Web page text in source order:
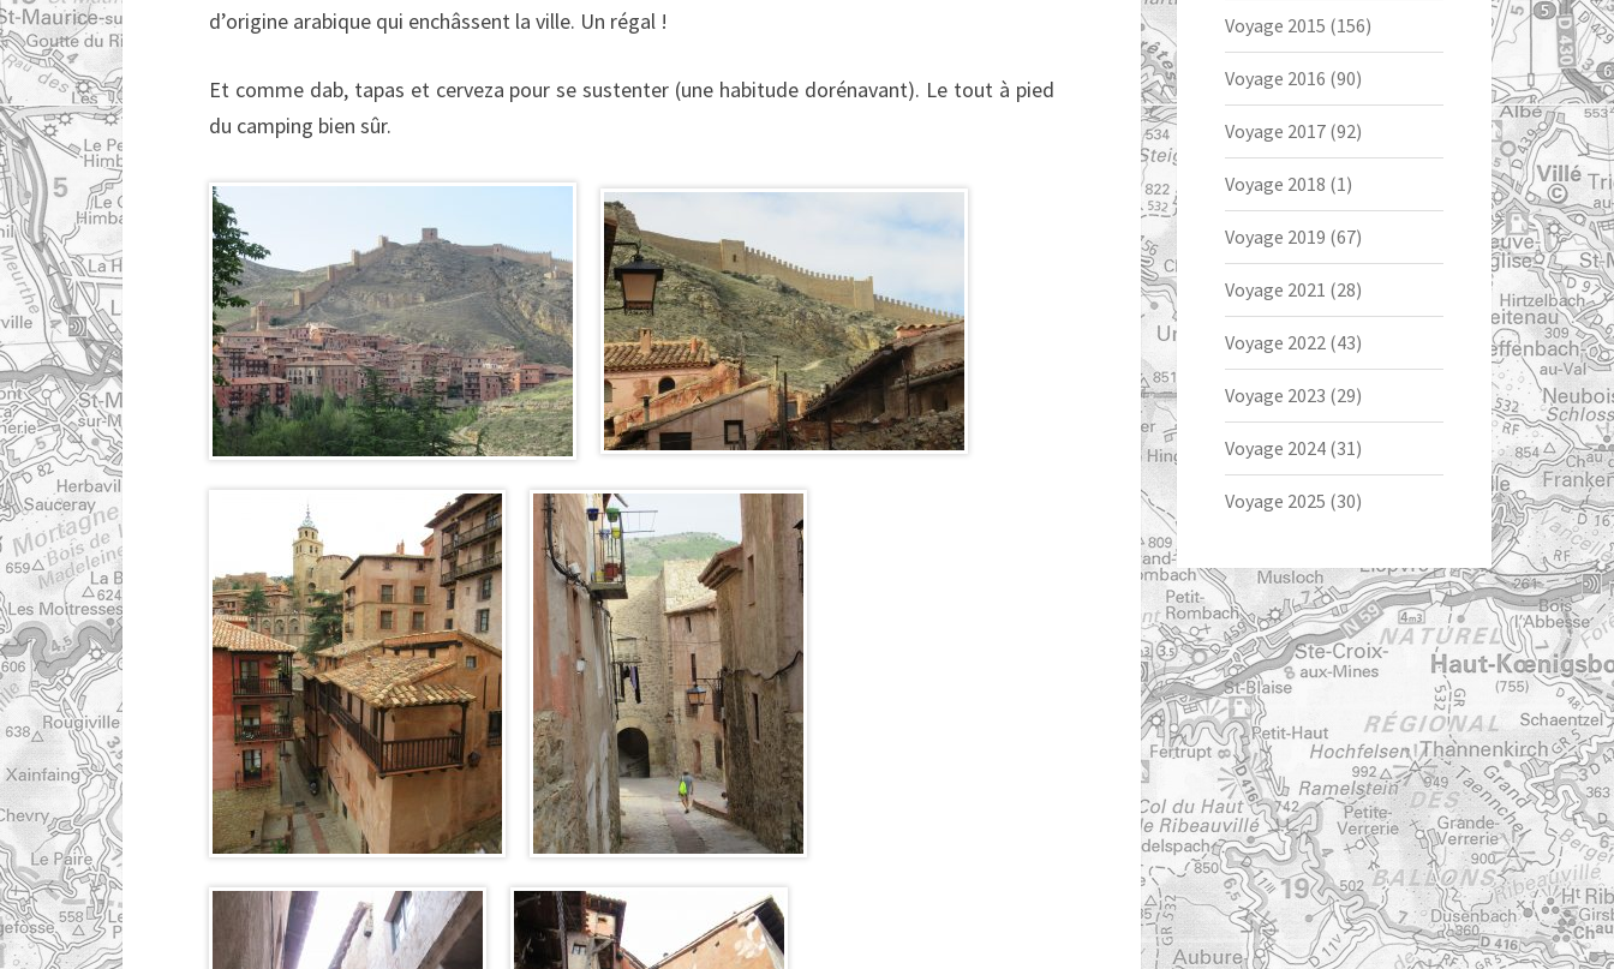
d’origine arabique qui enchâssent la ville. Un régal !
Et comme dab, tapas et cerveza pour se sustenter (une habitude dorénavant). Le tout à pied
du camping bien sûr.
Voyage 2015 (156)
Voyage 2016 (90)
Voyage 2017(92)
Voyage 2018 (1)
Voyage 2019 (67)
Voyage 2021 (28)
Voyage 2022(43)
Voyage 2023 (29)
Voyage 2024(31)
Voyage 2025 (30)